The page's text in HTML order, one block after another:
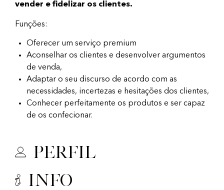
vender e fidelizar os clientes.
Funções:
Oferecer um serviço premium
Aconselhar os clientes e desenvolver argumentos
de venda,
Adaptar o seu discurso de acordo com as
necessidades, incertezas e hesitações dos clientes,
Conhecer perfeitamente os produtos e ser capaz
de os confecionar.
Perfil
Info